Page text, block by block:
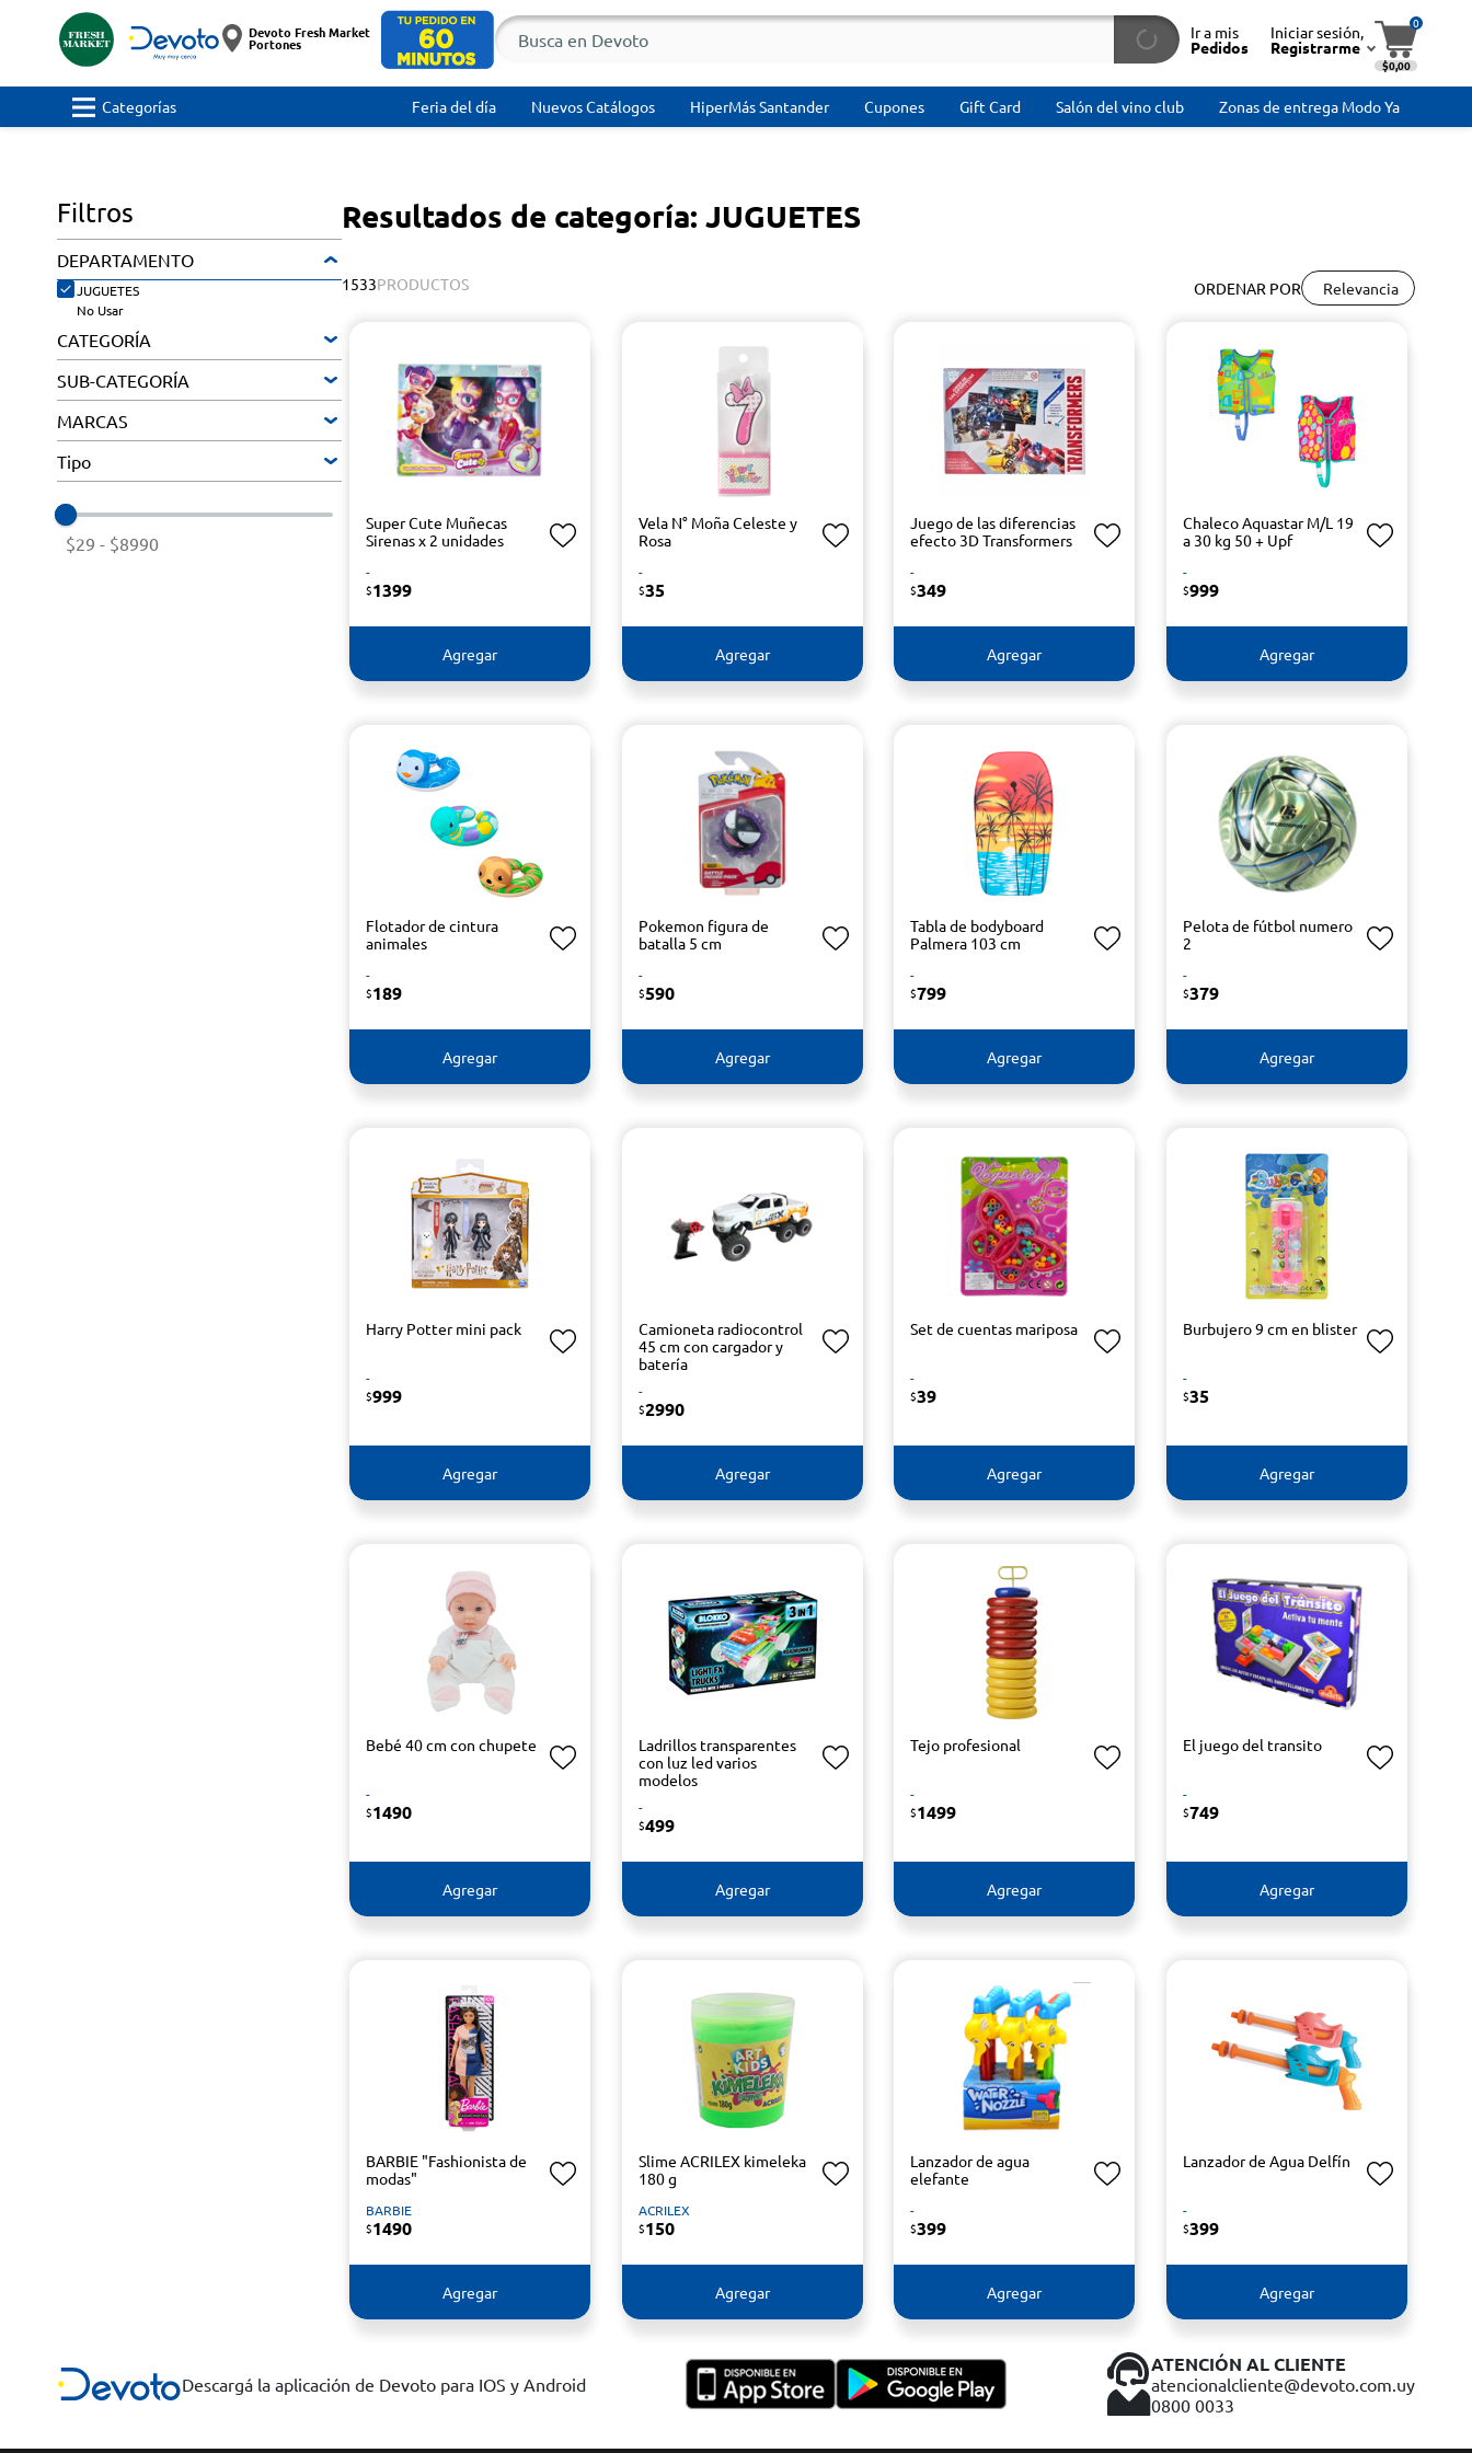
Devoto Fresh Market
Portones
Ir a mis
Pedidos
Iniciar sesión,
Registrarme
0
$0,00
Categorías Feria del día Nuevos Catálogos HiperMás Santander Cupones Gift Card Salón del vino club Zonas de entrega Modo Ya
Filtros
DEPARTAMENTO
JUGUETES
No Usar
CATEGORÍA
SUB-CATEGORÍA
MARCAS
Tipo
$29 - $8990
Resultados de categoría: JUGUETES
ORDENAR POR Relevancia
1533PRODUCTOS
Super Cute Muñecas
Sirenas x 2 unidades
-
$1399
Agregar
Vela N° Moña Celeste y
Rosa
-
$35
Agregar
Juego de las diferencias
efecto 3D Transformers
-
$349
Agregar
Chaleco Aquastar M/L 19
a 30 kg 50 + Upf
-
$999
Agregar
Flotador de cintura
animales
-
$189
Agregar
Pokemon figura de
batalla 5 cm
-
$590
Agregar
Tabla de bodyboard
Palmera 103 cm
-
$799
Agregar
Pelota de fútbol numero
2
-
$379
Agregar
Harry Potter mini pack
-
$999
Agregar
Camioneta radiocontrol
45 cm con cargador y
batería
-
$2990
Agregar
Set de cuentas mariposa
-
$39
Agregar
Burbujero 9 cm en blister
-
$35
Agregar
Bebé 40 cm con chupete
-
$1490
Agregar
Ladrillos transparentes
con luz led varios
modelos
-
$499
Agregar
Tejo profesional
-
$1499
Agregar
El juego del transito
-
$749
Agregar
BARBIE "Fashionista de
modas"
BARBIE
$1490
Agregar
Slime ACRILEX kimeleka
180 g
ACRILEX
$150
Agregar
Lanzador de agua
elefante
-
$399
Agregar
Lanzador de Agua Delfín
-
$399
Agregar
Descargá la aplicación de Devoto para IOS y Android
ATENCIÓN AL CLIENTE
atencionalcliente@devoto.com.uy
0800 0033